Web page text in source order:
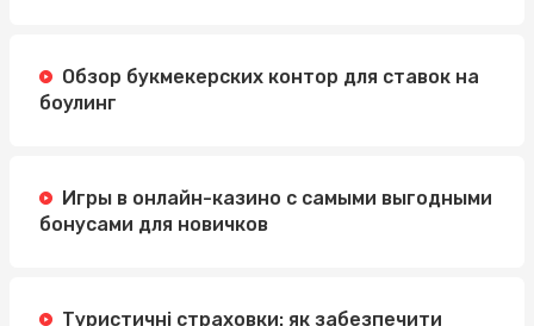
Обзор букмекерских контор для ставок на
боулинг
Игры в онлайн-казино с самыми выгодными
бонусами для новичков
Туристичні страховки: як забезпечити